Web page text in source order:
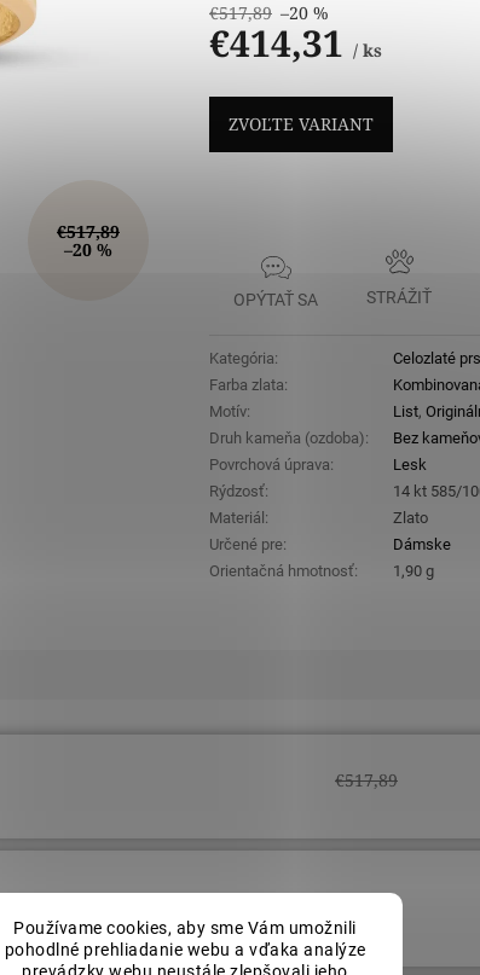
Používame cookies, aby sme Vám umožnili
pohodlné prehliadanie webu a vďaka analýze
€517,89
–20 %
€517,89 –20 %
€414,31 / ks
ZVOĽTE VARIANT
OPÝTAŤ SA STRÁŽIŤ
Kategória:
Celozlaté
Farba zlata:
Motív: List,
Druh kameňa (ozdoba):
Bez
Povrchová úprava:
Lesk
Rýdzosť:
14 kt 585/
Materiál :
Zlato
Určené pre:
Dámske
Orientačná hmotnosť: 1,90 g
€517,89